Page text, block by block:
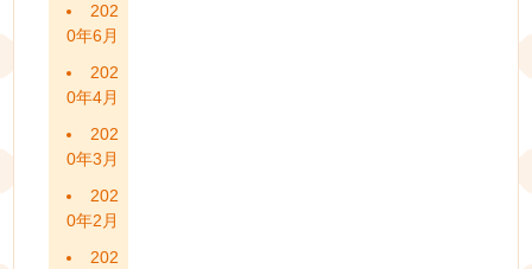
202
0年6月
202
0年4月
202
0年3月
202
0年2月
202